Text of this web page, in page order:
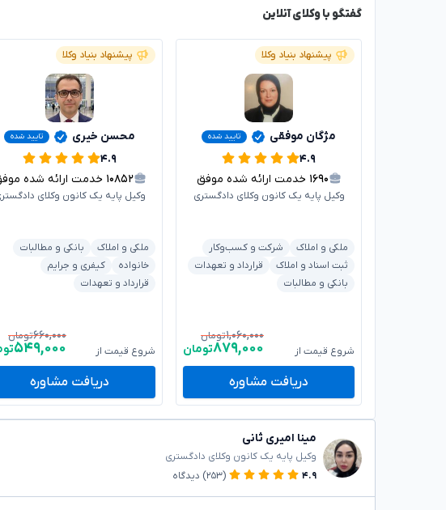
گفتگو با وکلای آنلاین
پیشنهاد بنیاد وکلا
مژگان موفقی تایید شده
۴.۹
۱۶۹۰ خدمت ارائه شده موفق
وکیل پایه یک کانون وکلای دادگستری
ملکی و املاک
شرکت و کسب‌وکار
ثبت اسناد و املاک
قرارداد و تعهدات
بانکی و مطالبات
شروع قیمت از
۱,۰۶۰,۰۰۰تومان
۸۷۹,۰۰۰تومان
دریافت مشاوره
پیشنهاد بنیاد وکلا
محسن خیری تایید شده
۴.۹
۱۰۸۵۲ خدمت ارائه شده موفق
وکیل پایه یک کانون وکلای
ملکی و املاک
بانکی و مطالبات
خانواده
کیفری و جرایم
قرارداد و تعهدات
شروع قیمت از
۶۶۰,۰۰۰تومان
۵۴۹,۰۰۰
دریافت مشاوره
مینا امیری ثانی
وکیل پایه یک کانون وکلای دادگستری
۴.۹
(۲۵۳) دیدگاه